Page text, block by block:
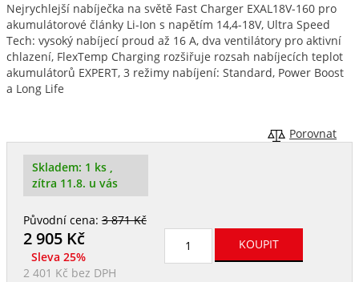
Nejrychlejší nabíječka na světě Fast Charger EXAL18V-160 pro
akumulátorové články Li-Ion s napětím 14,4-18V, Ultra Speed
Tech: vysoký nabíjecí proud až 16 A, dva ventilátory pro aktivní
chlazení, FlexTemp Charging rozšiřuje rozsah nabíjecích teplot
akumulátorů EXPERT, 3 režimy nabíjení: Standard, Power Boost
a Long Life
Porovnat
Skladem: 1 ks ,
zítra 11.8. u vás
Původní cena:3 871 Kč
2 905Kč
Sleva 25%
2 401 Kč bez DPH